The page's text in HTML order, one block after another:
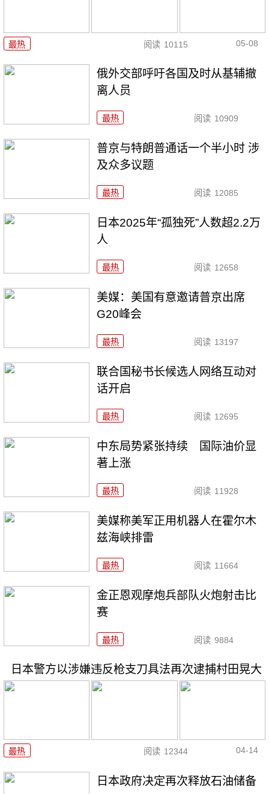
最热 阅读 10115 05-08
俄外交部呼吁各国及时从基辅撤
离人员
最热 阅读 10909
普京与特朗普通话一个半小时 涉
及众多议题
最热 阅读 12085
日本2025年“孤独死”人数超2.2万
人
最热 阅读 12658
美媒：美国有意邀请普京出席
G20峰会
最热 阅读 13197
联合国秘书长候选人网络互动对
话开启
最热 阅读 12695
中东局势紧张持续 国际油价显
著上涨
最热 阅读 11928
美媒称美军正用机器人在霍尔木
兹海峡排雷
最热 阅读 11664
金正恩观摩炮兵部队火炮射击比
赛
最热 阅读 9884
日本警方以涉嫌违反枪支刀具法再次逮捕村田晃大
最热 阅读 12344 04-14
日本政府决定再次释放石油储备